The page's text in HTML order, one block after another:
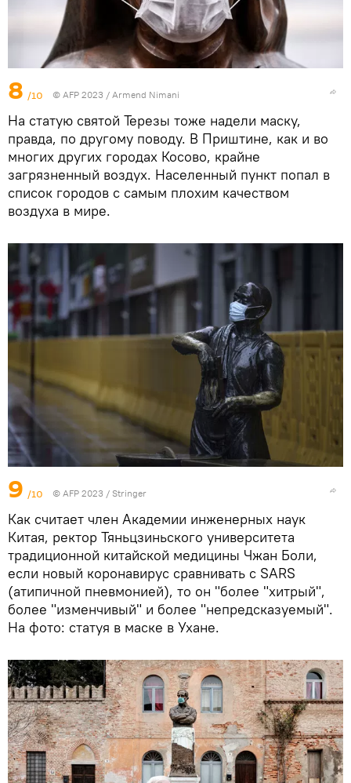
8 /10 © AFP 2023 / Armend Nimani
На статую святой Терезы тоже надели маску,
правда, по другому поводу. В Приштине, как и во
многих других городах Косово, крайне
загрязненный воздух. Населенный пункт попал в
список городов с самым плохим качеством
воздуха в мире.
9 /10 © AFP 2023 / Stringer
Как считает член Академии инженерных наук
Китая, ректор Тяньцзиньского университета
традиционной китайской медицины Чжан Боли,
если новый коронавирус сравнивать с SARS
(атипичной пневмонией), то он "более "хитрый",
более "изменчивый" и более "непредсказуемый".
На фото: статуя в маске в Ухане.